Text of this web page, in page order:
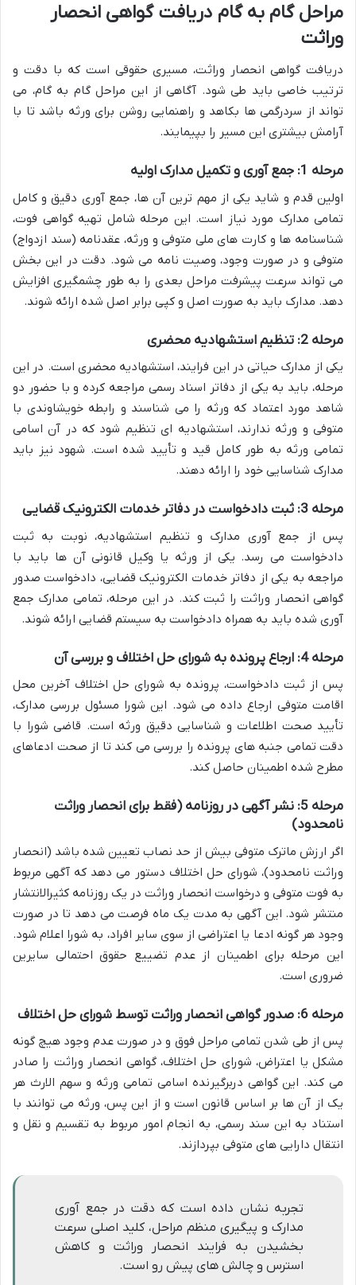
مراحل گام به گام دریافت گواهی انحصار
وراثت
دریافت گواهی انحصار وراثت، مسیری حقوقی است که با دقت و
ترتیب خاصی باید طی شود. آگاهی از این مراحل گام به گام، می
تواند از سردرگمی ها بکاهد و راهنمایی روشن برای ورثه باشد تا با
آرامش بیشتری این مسیر را بپیمایند.
مرحله 1: جمع آوری و تکمیل مدارک اولیه
اولین قدم و شاید یکی از مهم ترین آن ها، جمع آوری دقیق و کامل
تمامی مدارک مورد نیاز است. این مرحله شامل تهیه گواهی فوت،
شناسنامه ها و کارت های ملی متوفی و ورثه، عقدنامه (سند ازدواج)
متوفی و در صورت وجود، وصیت نامه می شود. دقت در این بخش
می تواند سرعت پیشرفت مراحل بعدی را به طور چشمگیری افزایش
دهد. مدارک باید به صورت اصل و کپی برابر اصل شده ارائه شوند.
مرحله 2: تنظیم استشهادیه محضری
یکی از مدارک حیاتی در این فرایند، استشهادیه محضری است. در این
مرحله، باید به یکی از دفاتر اسناد رسمی مراجعه کرده و با حضور دو
شاهد مورد اعتماد که ورثه را می شناسند و رابطه خویشاوندی با
متوفی و ورثه ندارند، استشهادیه ای تنظیم شود که در آن اسامی
تمامی ورثه به طور کامل قید و تأیید شده است. شهود نیز باید
مدارک شناسایی خود را ارائه دهند.
مرحله 3: ثبت دادخواست در دفاتر خدمات الکترونیک قضایی
پس از جمع آوری مدارک و تنظیم استشهادیه، نوبت به ثبت
دادخواست می رسد. یکی از ورثه یا وکیل قانونی آن ها باید با
مراجعه به یکی از دفاتر خدمات الکترونیک قضایی، دادخواست صدور
گواهی انحصار وراثت را ثبت کند. در این مرحله، تمامی مدارک جمع
آوری شده باید به همراه دادخواست به سیستم قضایی ارائه شوند.
مرحله 4: ارجاع پرونده به شورای حل اختلاف و بررسی آن
پس از ثبت دادخواست، پرونده به شورای حل اختلاف آخرین محل
اقامت متوفی ارجاع داده می شود. این شورا مسئول بررسی مدارک،
تأیید صحت اطلاعات و شناسایی دقیق ورثه است. قاضی شورا با
دقت تمامی جنبه های پرونده را بررسی می کند تا از صحت ادعاهای
مطرح شده اطمینان حاصل کند.
مرحله 5: نشر آگهی در روزنامه (فقط برای انحصار وراثت
نامحدود)
اگر ارزش ماترک متوفی بیش از حد نصاب تعیین شده باشد (انحصار
وراثت نامحدود)، شورای حل اختلاف دستور می دهد که آگهی مربوط
به فوت متوفی و درخواست انحصار وراثت در یک روزنامه کثیرالانتشار
منتشر شود. این آگهی به مدت یک ماه فرصت می دهد تا در صورت
وجود هر گونه ادعا یا اعتراضی از سوی سایر افراد، به شورا اعلام شود.
این مرحله برای اطمینان از عدم تضییع حقوق احتمالی سایرین
ضروری است.
مرحله 6: صدور گواهی انحصار وراثت توسط شورای حل اختلاف
پس از طی شدن تمامی مراحل فوق و در صورت عدم وجود هیچ گونه
مشکل یا اعتراض، شورای حل اختلاف، گواهی انحصار وراثت را صادر
می کند. این گواهی دربرگیرنده اسامی تمامی ورثه و سهم الارث هر
یک از آن ها بر اساس قانون است و از این پس، ورثه می توانند با
استناد به این سند رسمی، به انجام امور مربوط به تقسیم و نقل و
انتقال دارایی های متوفی بپردازند.
تجربه نشان داده است که دقت در جمع آوری
مدارک و پیگیری منظم مراحل، کلید اصلی سرعت
بخشیدن به فرایند انحصار وراثت و کاهش
استرس و چالش های پیش رو است.